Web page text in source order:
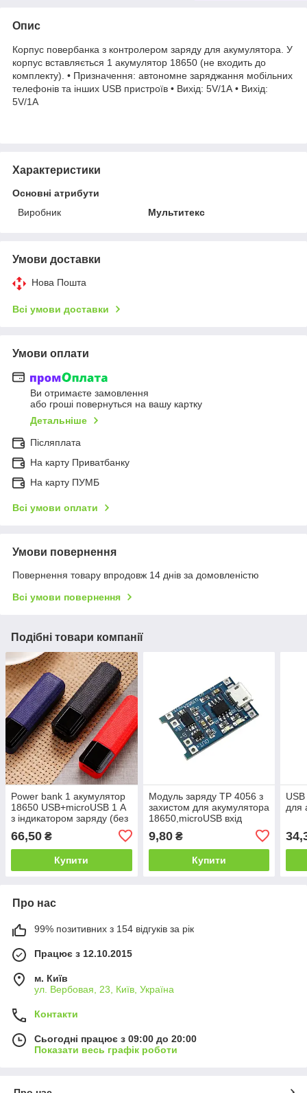
Опис
Корпус повербанка з контролером заряду для акумулятора. У
корпус вставляється 1 акумулятор 18650 (не входить до
комплекту). • Призначення: автономне заряджання мобільних
телефонів та інших USB пристроїв • Вихід: 5V/1А • Вихід:
5V/1А
Характеристики
Основні атрибути
Виробник
Мультитекс
Умови доставки
Нова Пошта
Всі умови доставки
Умови оплати
Ви отримаєте замовлення
або гроші повернуться на вашу картку
Детальніше
Післяплата
На карту Приватбанку
На карту ПУМБ
Всі умови оплати
Умови повернення
Повернення товару впродовж 14 днів за домовленістю
Всі умови повернення
Подібні товари компанії
Power bank 1 акумулятор
18650 USB+microUSB 1 А
з індикатором заряду (без
66,50 ₴
Купити
Модуль заряду TP 4056 з
захистом для акумулятора
18650,microUSB вхід
9,80₴
Купити
для
Про нас
99% позитивних з 154 відгуків за рік
Працює з 12.10.2015
м. Київ
ул. Вербовая, 23, Київ, Україна
Контакти
Сьогодні працює з 09:00 до 20:00
Показати весь графік роботи